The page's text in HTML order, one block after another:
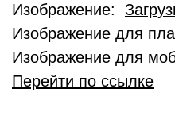
Изображение:
Изображение для
Изображение для
Перейти по ссылке